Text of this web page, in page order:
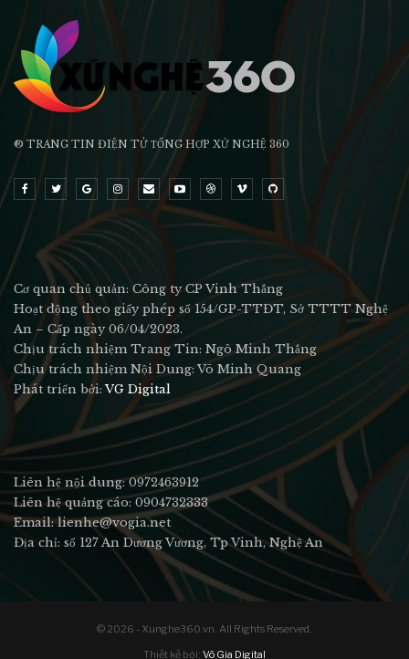
® TRANG TIN ĐIỆN TỬ ТỔNG HỢP XỨ NGHỆ 360
Cơ quan chủ quản: Công ty CP Vinh Thắng
Hoạt động theo giấy phép số 154/GP-TTĐT, Sở TTTT Nghệ
An – Cấp ngày 06/04/2023.
Chịu trách nhiệm Trang Tin: Ngô Minh Thắng
Chịu trách nhiệm Nội Dung: Võ Minh Quang
Phát triển bởi:VG Digital
Liên hệ nội dung: 0972463912
Liên hệ quảng cáo: 0904732333
Email: lienhe@vogia.net
Địa chỉ: số 127 An Dương Vương, Tp Vinh, Nghệ An
© 2026 - Xunghe360.vn. All Rights Reserved.
Thiết kế bởi: Võ Gia Digital